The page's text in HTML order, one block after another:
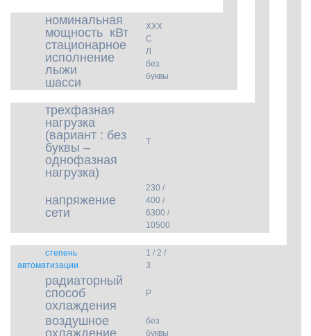
номинальная
мощность кВт
стационарное
исполнение
лыжи
шасси
ХХХ
С
Л
без
буквы
трехфазная
нагрузка
(вариант : без
буквы –
однофазная
нагрузка)
Т
напряжение
сети
230 /
400 /
6300 /
10500
степень
автоматизации
1 / 2 /
3
радиаторный
способ
охлаждения
Р
воздушное
охлаждение
без
буквы